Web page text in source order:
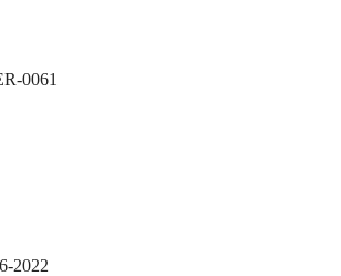
0061
2022